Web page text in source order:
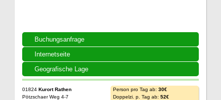
Buchungsanfrage
Internetseite
Geografische Lage
01824 Kurort Rathen
Pötzschaer Weg 4-7
Person pro Tag ab: 30€
Doppelzi. p. Tag ab: 52€